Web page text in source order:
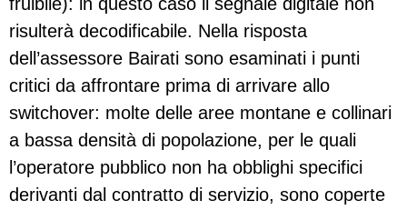
risulterà decodificabile. Nella risposta
dell’assessore Bairati sono esaminati i punti
critici da affrontare prima di arrivare allo
switchover: molte delle aree montane e collinari
a bassa densità di popolazione, per le quali
l’operatore pubblico non ha obblighi specifici
derivanti dal contratto di servizio, sono coperte